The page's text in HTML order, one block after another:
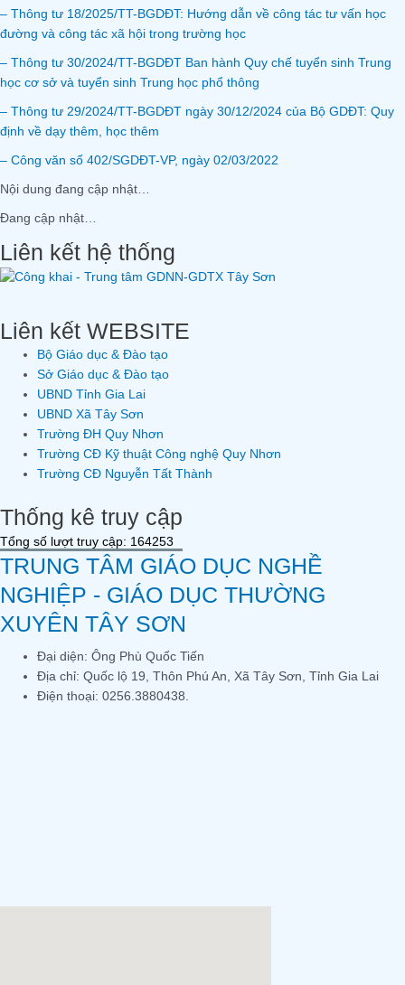
– Thông tư 18/2025/TT-BGDĐT: Hướng dẫn về công tác tư vấn học
đường và công tác xã hội trong trường học
– Thông tư 30/2024/TT-BGDĐT Ban hành Quy chế tuyển sinh Trung
học cơ sở và tuyển sinh Trung học phổ thông
– Thông tư 29/2024/TT-BGDĐT ngày 30/12/2024 của Bộ GDĐT: Quy
định về dạy thêm, học thêm
– Công văn số 402/SGDĐT-VP, ngày 02/03/2022
Nội dung đang cập nhật…
Đang cập nhật…
Liên kết hệ thống
Liên kết WEBSITE
Bộ Giáo dục & Đào tạo
Sở Giáo dục & Đào tạo
UBND Tỉnh Gia Lai
UBND Xã Tây Sơn
Trường ĐH Quy Nhơn
Trường CĐ Kỹ thuật Công nghệ Quy Nhơn
Trường CĐ Nguyễn Tất Thành
Thống kê truy cập
Tổng số lượt truy cập: 164253
TRUNG TÂM GIÁO DỤC NGHỀ
NGHIỆP - GIÁO DỤC THƯỜNG
XUYÊN TÂY SƠN
Đại diện: Ông Phù Quốc Tiến
Địa chỉ: Quốc lộ 19, Thôn Phú An, Xã Tây Sơn, Tỉnh Gia Lai
Điện thoại: 0256.3880438.